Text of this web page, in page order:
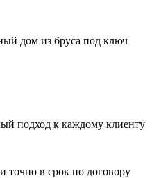
дом из бруса под ключ
подход к каждому клиенту
точно в срок по договору